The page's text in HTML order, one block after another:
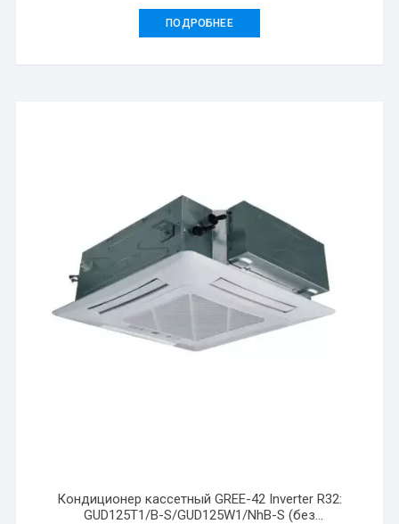
ПОДРОБНЕЕ
Кондиционер кассетный GREE-42 Inverter R32:
GUD125T1/B-S/GUD125W1/NhB-S (без